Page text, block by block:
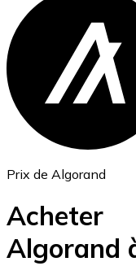
Ethereum
ETH
Prix de Algorand
Acheter
Algorand